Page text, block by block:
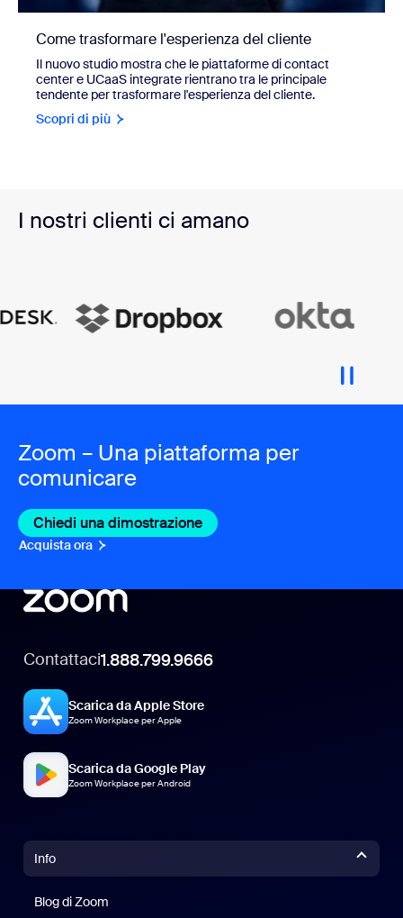
Come trasformare l'esperienza del cliente
Il nuovo studio mostra che le piattaforme di contact
center e UCaaS integrate rientrano tra le principale
tendente per trasformare l'esperienza del cliente.
Scopri di più
I nostri clienti ci amano
Zoom – Una piattaforma per
comunicare
Chiedi una dimostrazione
Acquista ora
Contattaci1.888.799.9666
Scarica da Apple Store
Zoom Workplace per Apple
Scarica da Google Play
Zoom Workplace per Android
Info
Blog di Zoom